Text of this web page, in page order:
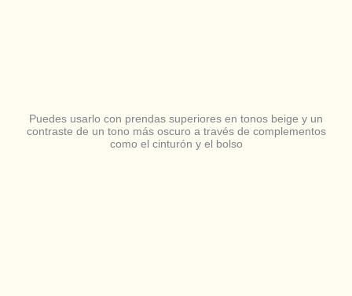
Puedes usarlo con prendas superiores en tonos beige y un
contraste de un tono más oscuro a través de complementos
como el cinturón y el bolso